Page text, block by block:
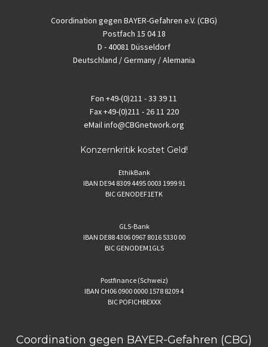
Coordination gegen BAYER-Gefahren e.V. (CBG)
Postfach 15 04 18
D - 40081 Düsseldorf
Deutschland / Germany / Alemania
Fon +49-(0)211 - 33 39 11
Fax+49-(0)211 - 26 11 220
eMailinfo@CBGnetwork.org
Konzernkritik kostet Geld!
EthikBank
IBAN DE94 8309 4495 0003 1999 91
BIC GENODEF1ETK
GLS-Bank
IBAN DE88 4306 0967 8016 5330 00
BIC GENODEM1GLS
Postfinance (Schweiz)
IBAN CH06 0900 0000 1578 8209 4
BIC POFICHBEXXX
Coordination gegen BAYER-Gefahren (CBG)